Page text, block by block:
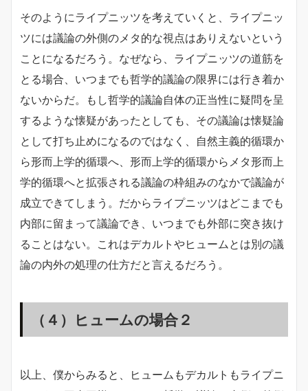
そのようにライプニッツを考えていくと、ライプニッ
ツには議論の外側のメタ的な視点はありえないという
ことになるだろう。なぜなら、ライプニッツの道筋を
とる場合、いつまでも哲学的議論の限界には行き着か
ないからだ。もし哲学的議論自体の正当性に疑問を呈
するような懐疑があったとしても、その議論は懐疑論
として打ち止めになるのではなく、自然主義的循環か
ら形而上学的循環へ、形而上学的循環からメタ形而上
学的循環へと拡張される議論の枠組みのなかで議論が
成立できてしまう。だからライプニッツはどこまでも
内部に留まって議論でき、いつまでも外部に突き抜け
ることはない。これはデカルトやヒュームとは別の議
論の内外の処理の仕方だと言えるだろう。
（４）ヒュームの場合２
以上、僕からみると、ヒュームもデカルトもライプニ